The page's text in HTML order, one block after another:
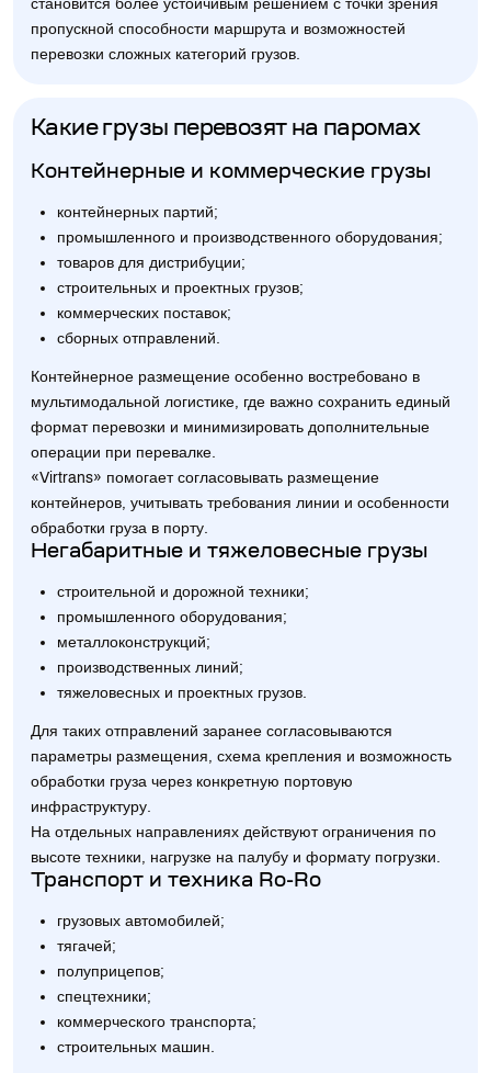
становится более устойчивым решением с точки зрения
пропускной способности маршрута и возможностей
перевозки сложных категорий грузов.
Какие грузы перевозят на паромах
Контейнерные и коммерческие грузы
контейнерных партий;
промышленного и производственного оборудования;
товаров для дистрибуции;
строительных и проектных грузов;
коммерческих поставок;
сборных отправлений.
Контейнерное размещение особенно востребовано в
мультимодальной логистике, где важно сохранить единый
формат перевозки и минимизировать дополнительные
операции при перевалке.
«Virtrans» помогает согласовывать размещение
контейнеров, учитывать требования линии и особенности
обработки груза в порту.
Негабаритные и тяжеловесные грузы
строительной и дорожной техники;
промышленного оборудования;
металлоконструкций;
производственных линий;
тяжеловесных и проектных грузов.
Для таких отправлений заранее согласовываются
параметры размещения, схема крепления и возможность
обработки груза через конкретную портовую
инфраструктуру.
На отдельных направлениях действуют ограничения по
высоте техники, нагрузке на палубу и формату погрузки.
Транспорт и техника Ro-Ro
грузовых автомобилей;
тягачей;
полуприцепов;
спецтехники;
коммерческого транспорта;
строительных машин.